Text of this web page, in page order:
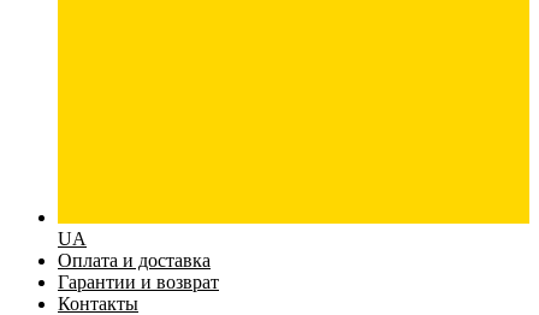
UA
Оплата и доставка
Гарантии и возврат
Контакты